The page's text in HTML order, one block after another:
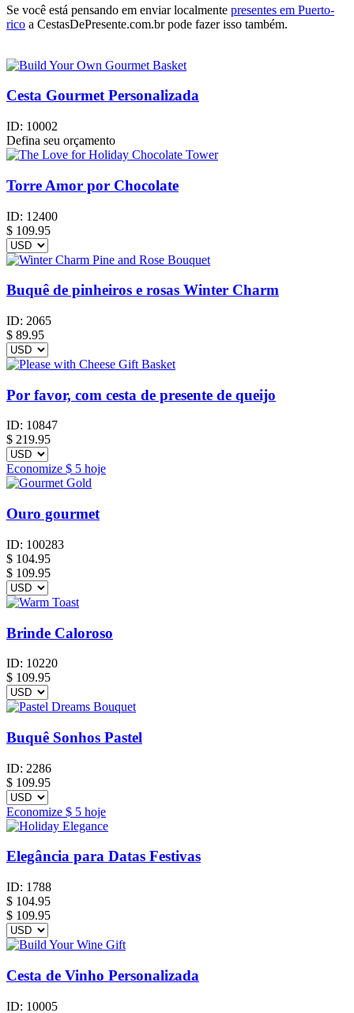
Se você está pensando em enviar localmente presentes em Puerto-
rico a CestasDePresente.com.br pode fazer isso também.
Cesta Gourmet Personalizada
ID: 10002
Defina seu orçamento
Torre Amor por Chocolate
ID: 12400
$ 109.95
Buquê de pinheiros e rosas Winter Charm
ID: 2065
$ 89.95
Por favor, com cesta de presente de queijo
ID: 10847
$ 219.95
Economize $ 5 hoje
Ouro gourmet
ID: 100283
$ 104.95
$ 109.95
Brinde Caloroso
ID: 10220
$ 109.95
Buquê Sonhos Pastel
ID: 2286
$ 109.95
Economize $ 5 hoje
Elegância para Datas Festivas
ID: 1788
$ 104.95
$ 109.95
Cesta de Vinho Personalizada
ID: 10005